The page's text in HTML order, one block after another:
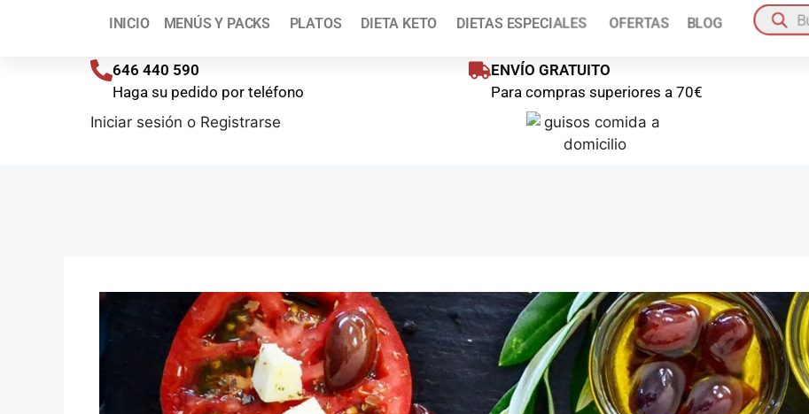
Pídelo aquí
646 440 590
Haga su pedido por teléfono
ENVÍO GRATUITO
Para compras superiores a 70€
Iniciar sesión o Registrarse
INICIO MENÚS Y PACKS PLATOS DIETA KETO DIETAS ESPECIALES OFERTAS BLOG